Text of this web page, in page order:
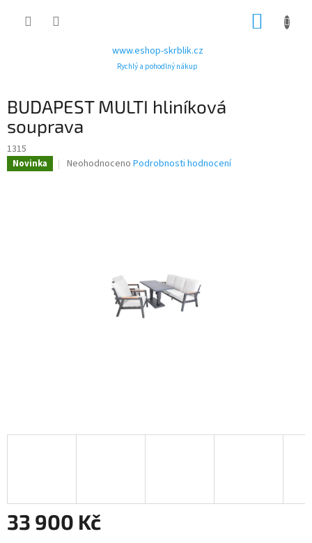
www.eshop-skrblik.cz
Rychlý a pohodlný nákup
BUDAPEST MULTI hliníková
souprava
1315
Novinka
Průměrné
Neohodnoceno Podrobnosti hodnocení
33 900 Kč